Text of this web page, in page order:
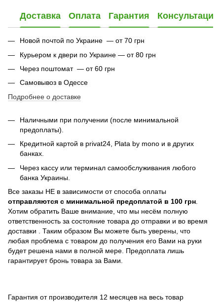
Доставка Оплата Гарантия Консультация
Новой почтой по Украине — от 70 грн
Курьером к двери по Украине — от 80 грн
Через поштомат — от 60 грн
Самовывоз в Одессе
Подробнее о доставке
Наличными при получении (после минимальной
предоплаты).
Кредитной картой в privat24, Plata by mono и в других
банках
Через кассу или терминал самообслуживания любого
банка Украины.
Все заказы НЕ в зависимости от способа оплаты
отправляются с минимальной предоплатой в 100 грн
Хотим обратить Ваше внимание, что мы несём полную
ответственность за состояние товара до отправки и во время
доставки . Таким образом Вы можете быть уверены, что
любая проблема с товаром до получения его Вами на руки
будет решена нами в полной мере. Предоплата лишь
гарантирует бронь товара за Вами.
Гарантия от производителя 12 месяцев на весь товар